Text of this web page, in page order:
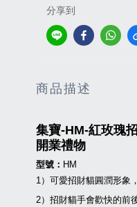
分享到
商品描述
集寶-HM-紅玫瑰
開業禮物
型號： HM
1）可愛招財貓圓潤形象
2）招財貓手會歡快的前